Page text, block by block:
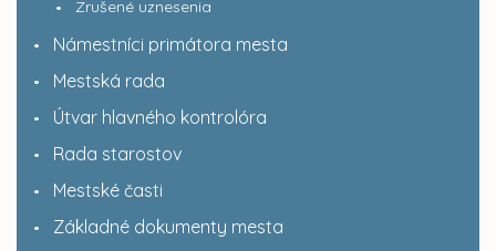
Zrušené uznesenia
Námestníci primátora mesta
Mestská rada
Útvar hlavného kontrolóra
Rada starostov
Mestské časti
Základné dokumenty mesta